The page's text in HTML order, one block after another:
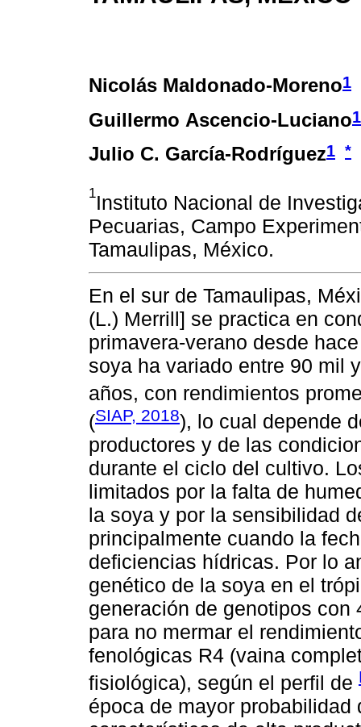
Nicolás Maldonado-Moreno1
Guillermo Ascencio-Luciano1
Julio C. García-Rodríguez1 *
1Instituto Nacional de
Pecuarias, Campo
Tamaulipas, México.
En el sur de Tamaulipas,
(L.) Merrill] se practica en
primavera-verano desde
soya ha variado entre 90 mil
años, con rendimientos
(SIAP, 2018), lo cual depende
productores y de las
durante el ciclo del cultivo.
limitados por la falta de
la soya y por la sensibilidad
principalmente cuando la
deficiencias hídricas. Por lo
genético de la soya en el
generación de genotipos
para no mermar el
fenológicas R4 (vaina
fisiológica), según el perfil de
época de mayor